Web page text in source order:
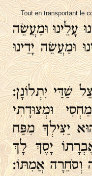
Tout en transportant le
עָלֵינוּ וּמַעֲשֵׂה
וּמַעֲשֵׂה יָדֵינוּ
שַׁדַּי יִתְלוֹנָן:
וּמְצוּדָתִי
יַצִּילְךָ מִפַּח
יָסֶךְ לָךְ
וְסֹחֵרָה אֲמִתּוֹ: